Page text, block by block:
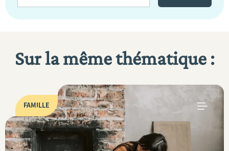
Sur la même thématique :
FAMILLE